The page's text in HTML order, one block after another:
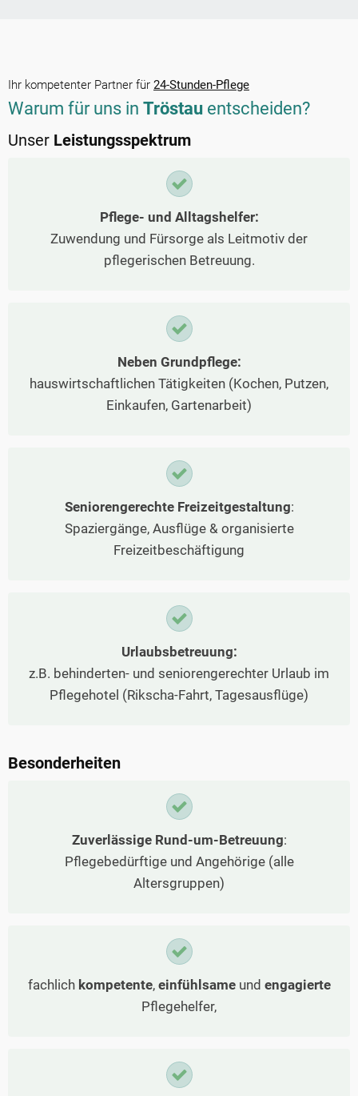
Ihr kompetenter Partner für 24-Stunden-Pflege
Warum für uns in Tröstau entscheiden?
Unser Leistungsspektrum
Pflege- und Alltagshelfer:
Zuwendung und Fürsorge als Leitmotiv der
pflegerischen Betreuung.
Neben Grundpflege:
hauswirtschaftlichen Tätigkeiten (Kochen, Putzen,
Einkaufen, Gartenarbeit)
Seniorengerechte Freizeitgestaltung:
Spaziergänge, Ausflüge & organisierte
Freizeitbeschäftigung
Urlaubsbetreuung:
z.B. behinderten- und seniorengerechter Urlaub im
Pflegehotel (Rikscha-Fahrt, Tagesausflüge)
Besonderheiten
Zuverlässige Rund-um-Betreuung:
Pflegebedürftige und Angehörige (alle
Altersgruppen)
fachlich kompetente, einfühlsameund engagierte
Pflegehelfer,